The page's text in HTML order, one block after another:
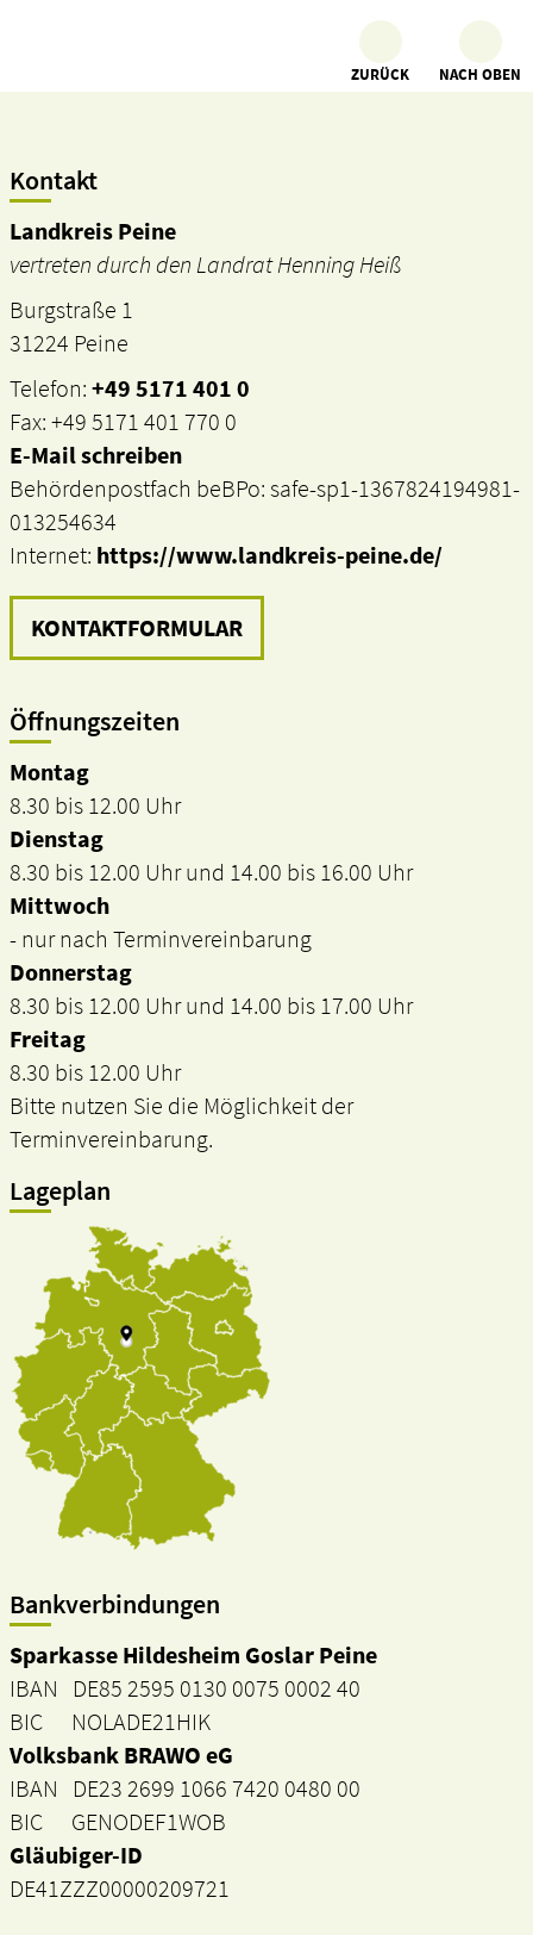
ZURÜCK NACH OBEN
Kontakt
Landkreis Peine
vertreten durch den Landrat Henning Heiß
Burgstraße 1
31224 Peine
Telefon:+49 5171 401 0
Fax: +49 5171 401 770 0
E-Mail schreiben
Behördenpostfach beBPo: safe-sp1-1367824194981-
013254634
Internet: https://www.landkreis-peine.de/
KONTAKTFORMULAR
Öffnungszeiten
Montag
8.30 bis 12.00 Uhr
Dienstag
8.30 bis 12.00 Uhr und 14.00 bis 16.00 Uhr
Mittwoch
- nur nach Terminvereinbarung
Donnerstag
8.30 bis 12.00 Uhr und 14.00 bis 17.00 Uhr
Freitag
8.30 bis 12.00 Uhr
Bitte nutzen Sie die Möglichkeit der
Terminvereinbarung.
Lageplan
Bankverbindungen
Sparkasse Hildesheim Goslar Peine
IBAN DE85 2595 0130 0075 0002 40
BIC NOLADE21HIK
Volksbank BRAWO eG
IBAN DE23 2699 1066 7420 0480 00
BIC GENODEF1WOB
Gläubiger-ID
DE41ZZZ00000209721